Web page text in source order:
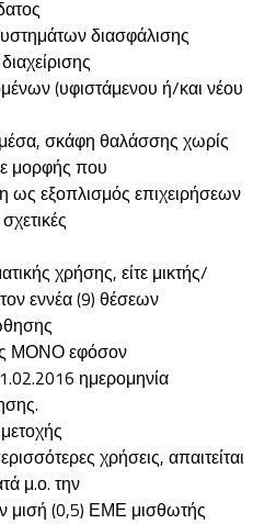
διασφάλισης
(υφιστάμενου ή/και νέου
σκάφη θαλάσσης χωρίς
μορφής που
ως εξοπλισμός επιχειρήσεων
χρήσης, είτε μικτής/
εννέα (9) θέσεων
ΜΟΝΟ εφόσον
ημερομηνία
χρήσεις, απαιτείται
μ.ο. την
μισή (0,5) ΕΜΕ μισθωτής